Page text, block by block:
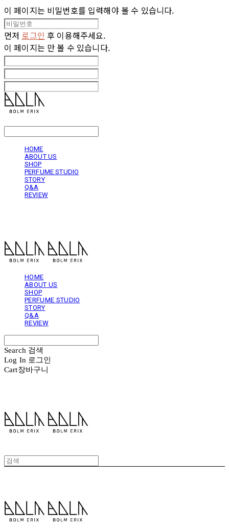
이 페이지는 비밀번호를 입력해야 볼 수 있습니다.
먼저 로그인 후 이용해주세요.
이 페이지는 만 볼 수 있습니다.
HOME
ABOUT US
SHOP
PERFUME STUDIO
STORY
Q&A
REVIEW
HOME
ABOUT US
SHOP
PERFUME STUDIO
STORY
Q&A
REVIEW
Search 검색
Log In 로그인
Cart장바구니